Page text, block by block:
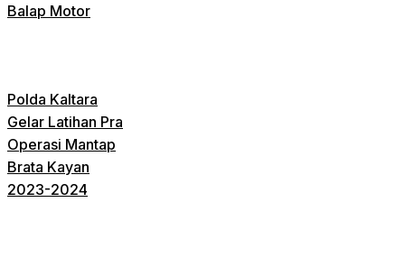
Balap Motor
Polda Kaltara
Gelar Latihan Pra
Operasi Mantap
Brata Kayan
2023-2024